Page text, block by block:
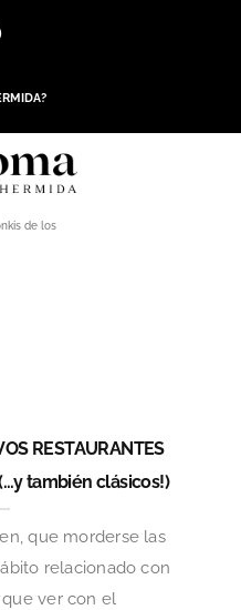
de los
RESTAURANTES
también clásicos!)
que morderse las
relacionado con
ver con el